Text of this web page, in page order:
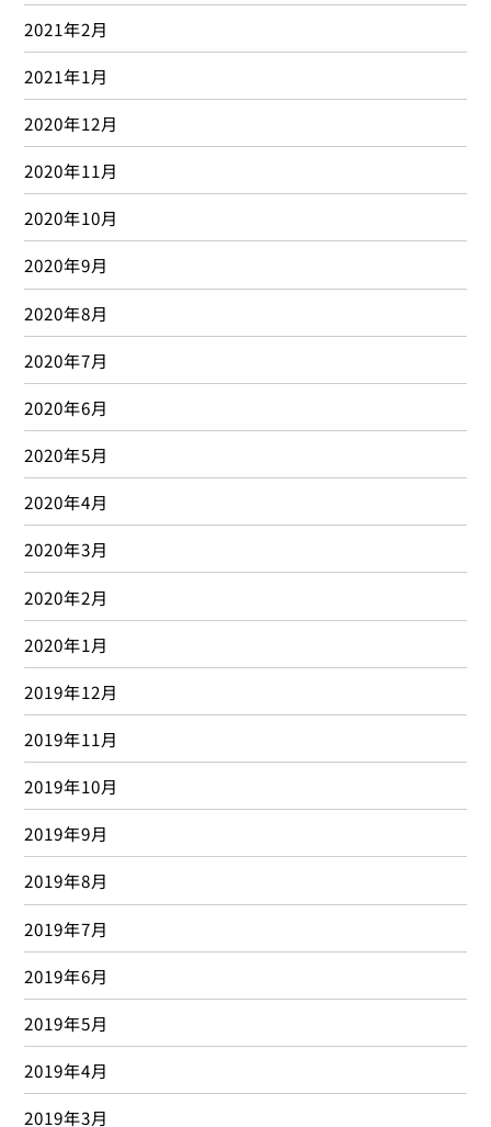
2021年2月
2021年1月
2020年12月
2020年11月
2020年10月
2020年9月
2020年8月
2020年7月
2020年6月
2020年5月
2020年4月
2020年3月
2020年2月
2020年1月
2019年12月
2019年11月
2019年10月
2019年9月
2019年8月
2019年7月
2019年6月
2019年5月
2019年4月
2019年3月